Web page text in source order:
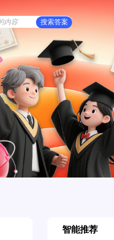
智能推荐